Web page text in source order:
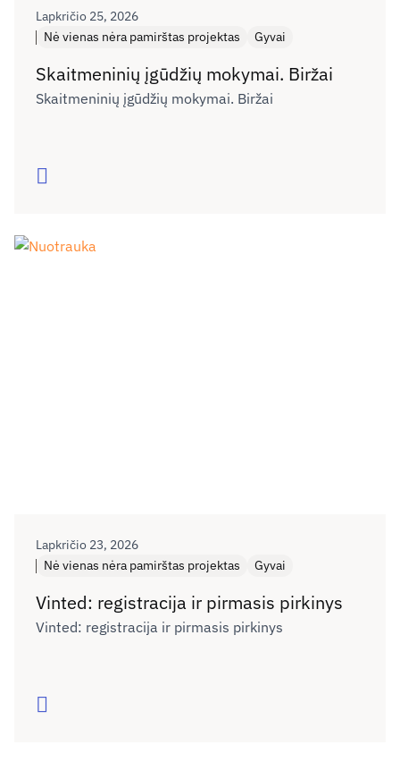
Lapkričio 25, 2026
Nė vienas nėra pamirštas projektas
Gyvai
Skaitmeninių įgūdžių mokymai. Biržai
Skaitmeninių įgūdžių mokymai. Biržai
Skaityti
Lapkričio 23, 2026
Nė vienas nėra pamirštas projektas
Gyvai
Vinted: registracija ir pirmasis pirkinys
Vinted: registracija ir pirmasis pirkinys
Skaityti